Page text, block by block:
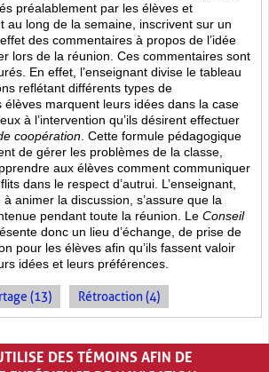
préalablement par les élèves et
au long de la semaine, inscrivent sur un
des commentaires à propos de l’idée
lors de la réunion. Ces commentaires sont
En effet, l’enseignant divise le tableau
reflétant différents types de
élèves marquent leurs idées dans la case
à l’intervention qu’ils désirent effectuer
coopération . Cette formule pédagogique
de gérer les problèmes de la classe,
aux élèves comment communiquer
dans le respect d’autrui. L’enseignant,
animer la discussion, s’assure que la
pendant toute la réunion. Le Conseil
donc un lieu d’échange, de prise de
pour les élèves afin qu’ils fassent valoir
idées et leurs préférences.
(13) Rétroaction (4)
DES TÉMOINS AFIN DE